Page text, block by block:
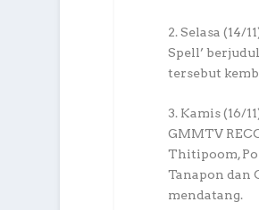
2. Selasa (14/
Spell’
tersebut
3. Kamis (16/
GMMTV
Thitipoom,
Tanapon dan
mendatang.